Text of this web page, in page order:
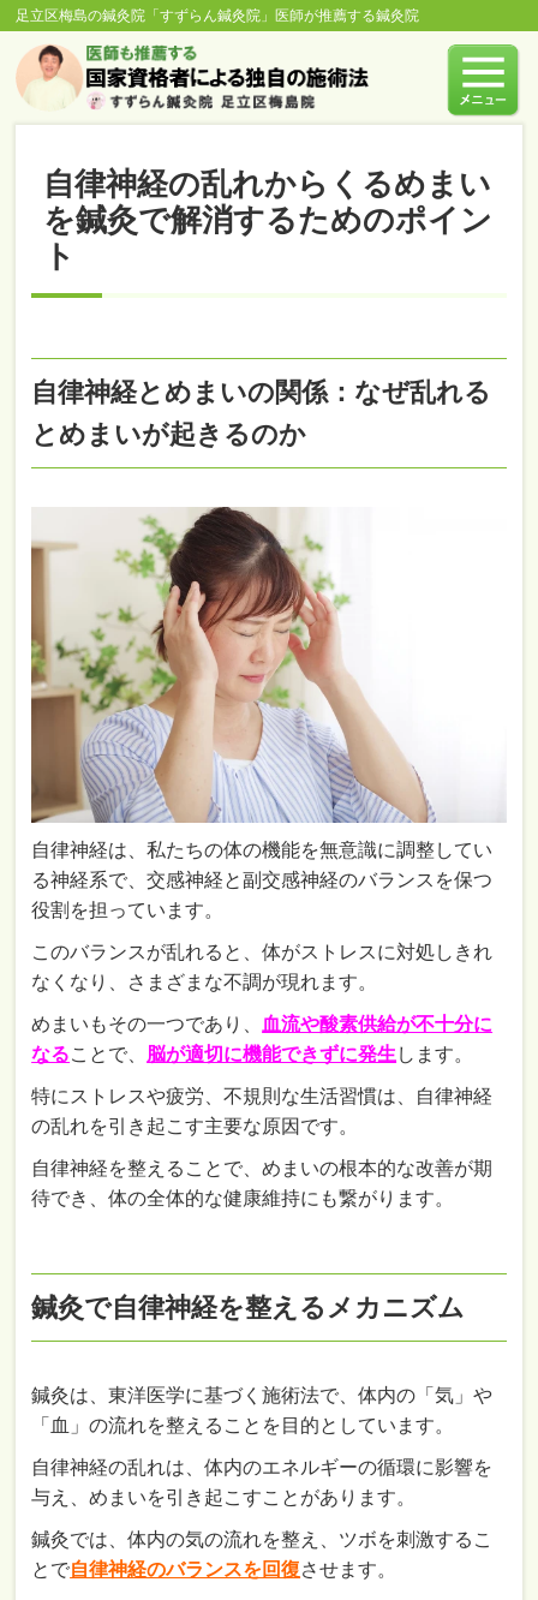
足立区梅島の鍼灸院「すずらん鍼灸院」医師が推薦する鍼灸院
自律神経の乱れからくるめまい
を鍼灸で解消するためのポイン
ト
自律神経とめまいの関係：なぜ乱れる
とめまいが起きるのか
自律神経は、私たちの体の機能を無意識に調整してい
る神経系で、交感神経と副交感神経のバランスを保つ
役割を担っています。
このバランスが乱れると、体がストレスに対処しきれ
なくなり、さまざまな不調が現れます。
めまいもその一つであり、
血流や酸素供給が不十分に
なることで、 脳が適切に機能できずに発生 します。
特にストレスや疲労、不規則な生活習慣は、自律神経
の乱れを引き起こす主要な原因です。
自律神経を整えることで、めまいの根本的な改善が期
待でき、体の全体的な健康維持にも繋がります。
鍼灸で自律神経を整えるメカニズム
鍼灸は、東洋医学に基づく施術法で、体内の「気」や
「血」の流れを整えることを目的としています。
自律神経の乱れは、体内のエネルギーの循環に影響を
与え、めまいを引き起こすことがあります。
鍼灸では、体内の気の流れを整え、ツボを刺激するこ
とで自律神経のバランスを回復させます。